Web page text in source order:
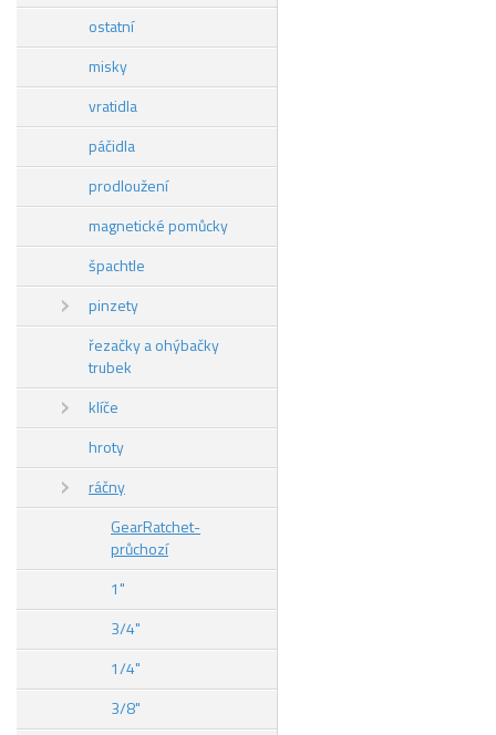
ostatní
misky
vratidla
páčidla
prodloužení
magnetické pomůcky
špachtle
pinzety
řezačky a ohýbačky
trubek
klíče
hroty
ráčny
GearRatchet-
průchozí
1"
3/4"
1/4"
3/8"